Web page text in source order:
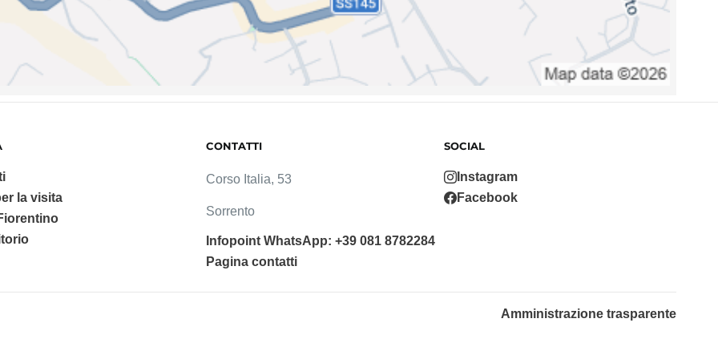
la visita
CONTATTI
Corso Italia, 53
Sorrento
Infopoint WhatsApp: +39 081 8782284
Pagina contatti
SOCIAL
Instagram
Facebook
Amministrazione trasparente